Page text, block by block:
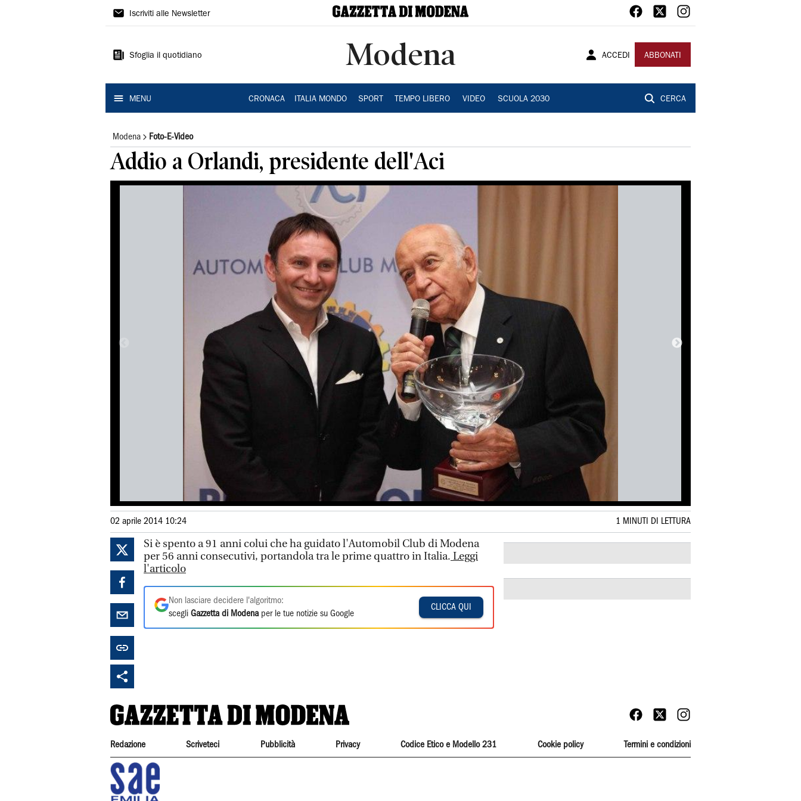
Gazzetta
Modena
Iscriviti alle Newsletter
Sfoglia il quotidiano Modena ACCEDI ABBONATI
MENU CRONACA ITALIA MONDO SPORT TEMPO LIBERO VIDEO SCUOLA 2030 CERCA
Modena Foto-E-Video
Addio a Orlandi, presidente dell'Aci
02 aprile 2014 10:24 1 MINUTI DI LETTURA
Si è spento a 91 anni colui che ha guidato l'Automobil Club di Modena
per 56 anni consecutivi, portandola tra le prime quattro in Italia. Leggi
l'articolo
Non lasciare decidere l'algoritmo:
scegli Gazzetta di Modena per le tue notizie su Google
CLICCA QUI
Redazione Scriveteci Pubblicità Privacy Codice Etico e Modello 231 Cookie policy Termini e condizioni